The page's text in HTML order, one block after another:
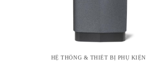
HỆ THỐNG & THIẾT BỊ PHỤ KIỆN